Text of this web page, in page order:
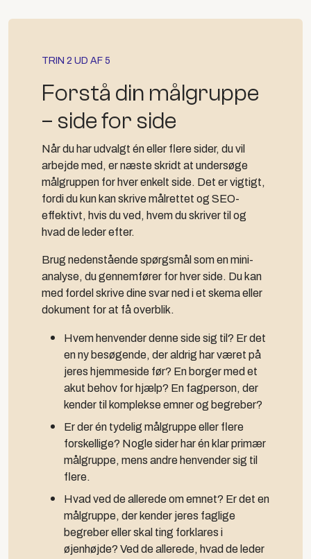
TRIN 2 UD AF 5
Forstå din målgruppe
– side for side
Når du har udvalgt én eller flere sider, du vil
arbejde med, er næste skridt at undersøge
målgruppen for hver enkelt side. Det er vigtigt,
fordi du kun kan skrive målrettet og SEO-
effektivt, hvis du ved, hvem du skriver til og
hvad de leder efter.
Brug nedenstående spørgsmål som en mini-
analyse, du gennemfører for hver side. Du kan
med fordel skrive dine svar ned i et skema eller
dokument for at få overblik.
Hvem henvender denne side sig til? Er det
en ny besøgende, der aldrig har været på
jeres hjemmeside før? En borger med et
akut behov for hjælp? En fagperson, der
kender til komplekse emner og begreber?
Er der én tydelig målgruppe eller flere
forskellige? Nogle sider har én klar primær
målgruppe, mens andre henvender sig til
flere.
Hvad ved de allerede om emnet? Er det en
målgruppe, der kender jeres faglige
begreber eller skal ting forklares i
øjenhøjde? Ved de allerede, hvad de leder